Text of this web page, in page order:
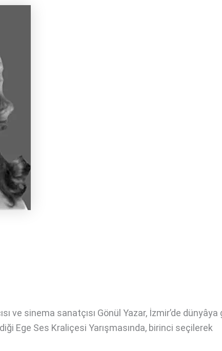
ve sinema sanatçısı Gönül Yazar, İzmir’de dünyâya
Ege Ses Kraliçesi Yarışmasında, birinci seçilerek